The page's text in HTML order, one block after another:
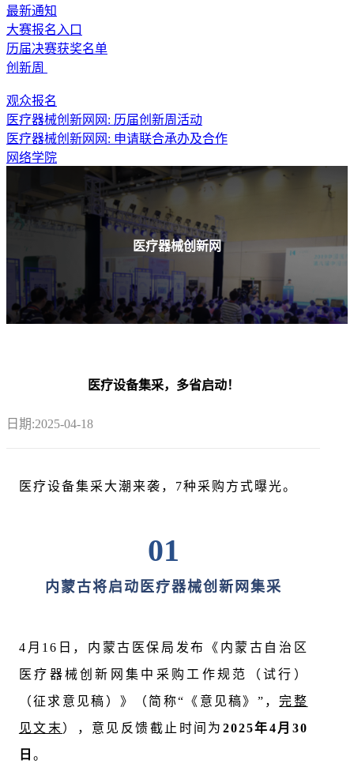
最新通知
大赛报名入口
历届决赛获奖名单
创新周
观众报名
医疗器械创新网网: 历届创新周活动
医疗器械创新网网: 申请联合承办及合作
网络学院
医疗器械创新网
医疗设备集采，多省启动！
日期:2025-04-18
医疗设备集采大潮来袭，7种采购方式曝光。
01
内蒙古将启动医疗器械创新网集采
4月16 日 ，内蒙古医保局发布 《内蒙古自 治区
医疗器械创新网集中采购工作规范（试行）
（征求意见稿）》（简称“《意见稿》”，完整
见文末 ）， 意见反馈截止时间为 2025年4月30
日 。